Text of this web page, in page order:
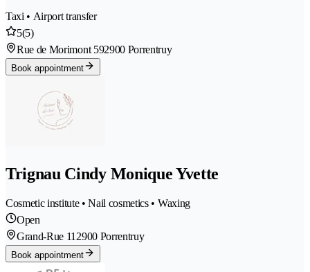
Taxi • Airport transfer
5(5)
Rue de Morimont 592900 Porrentruy
Book appointment
Trignau Cindy Monique Yvette
Cosmetic institute • Nail cosmetics • Waxing
Open
Grand-Rue 112900 Porrentruy
Book appointment